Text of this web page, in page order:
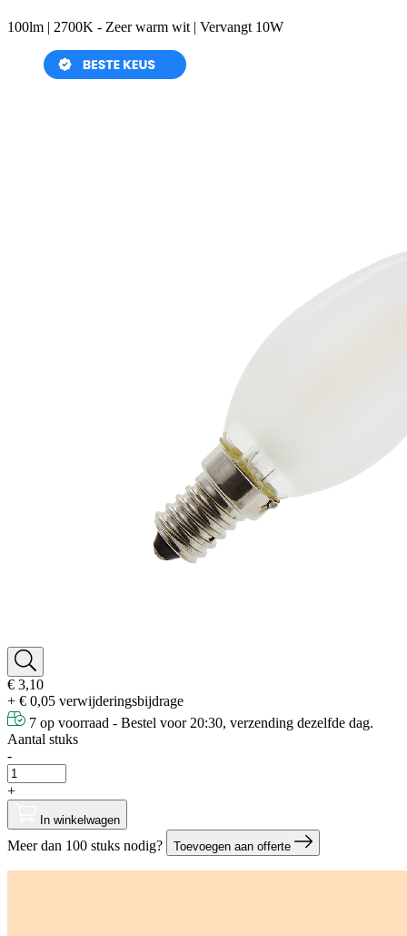
100lm | 2700K - Zeer warm wit | Vervangt 10W
€ 3,10
+ € 0,05 verwijderingsbijdrage
7 op voorraad - Bestel voor 20:30, verzending dezelfde dag.
Aantal stuks
-
+
In winkelwagen
Meer dan 100 stuks nodig? Toevoegen aan offerte